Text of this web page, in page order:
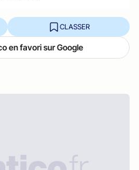
CLASSER
en favori sur Google